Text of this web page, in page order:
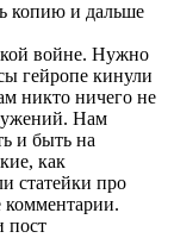
копию и дальше
войне. Нужно
гейропе кинули
никто ничего не
Нам
и быть на
как
статейки про
пост